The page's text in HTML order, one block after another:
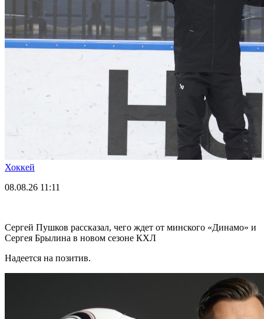
Хоккей
08.08.26 11:11
Сергей Пушков рассказал, чего ждет от минского «Динамо» и
Сергея Брылина в новом сезоне КХЛ
Надеется на позитив.